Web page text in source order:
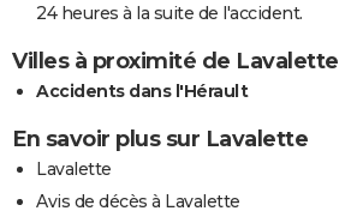
24 heures à la suite de l'accident.
Villes à proximité de Lavalette
Accidents dans l'Hérault
En savoir plus sur Lavalette
Lavalette
Avis de décès à Lavalette